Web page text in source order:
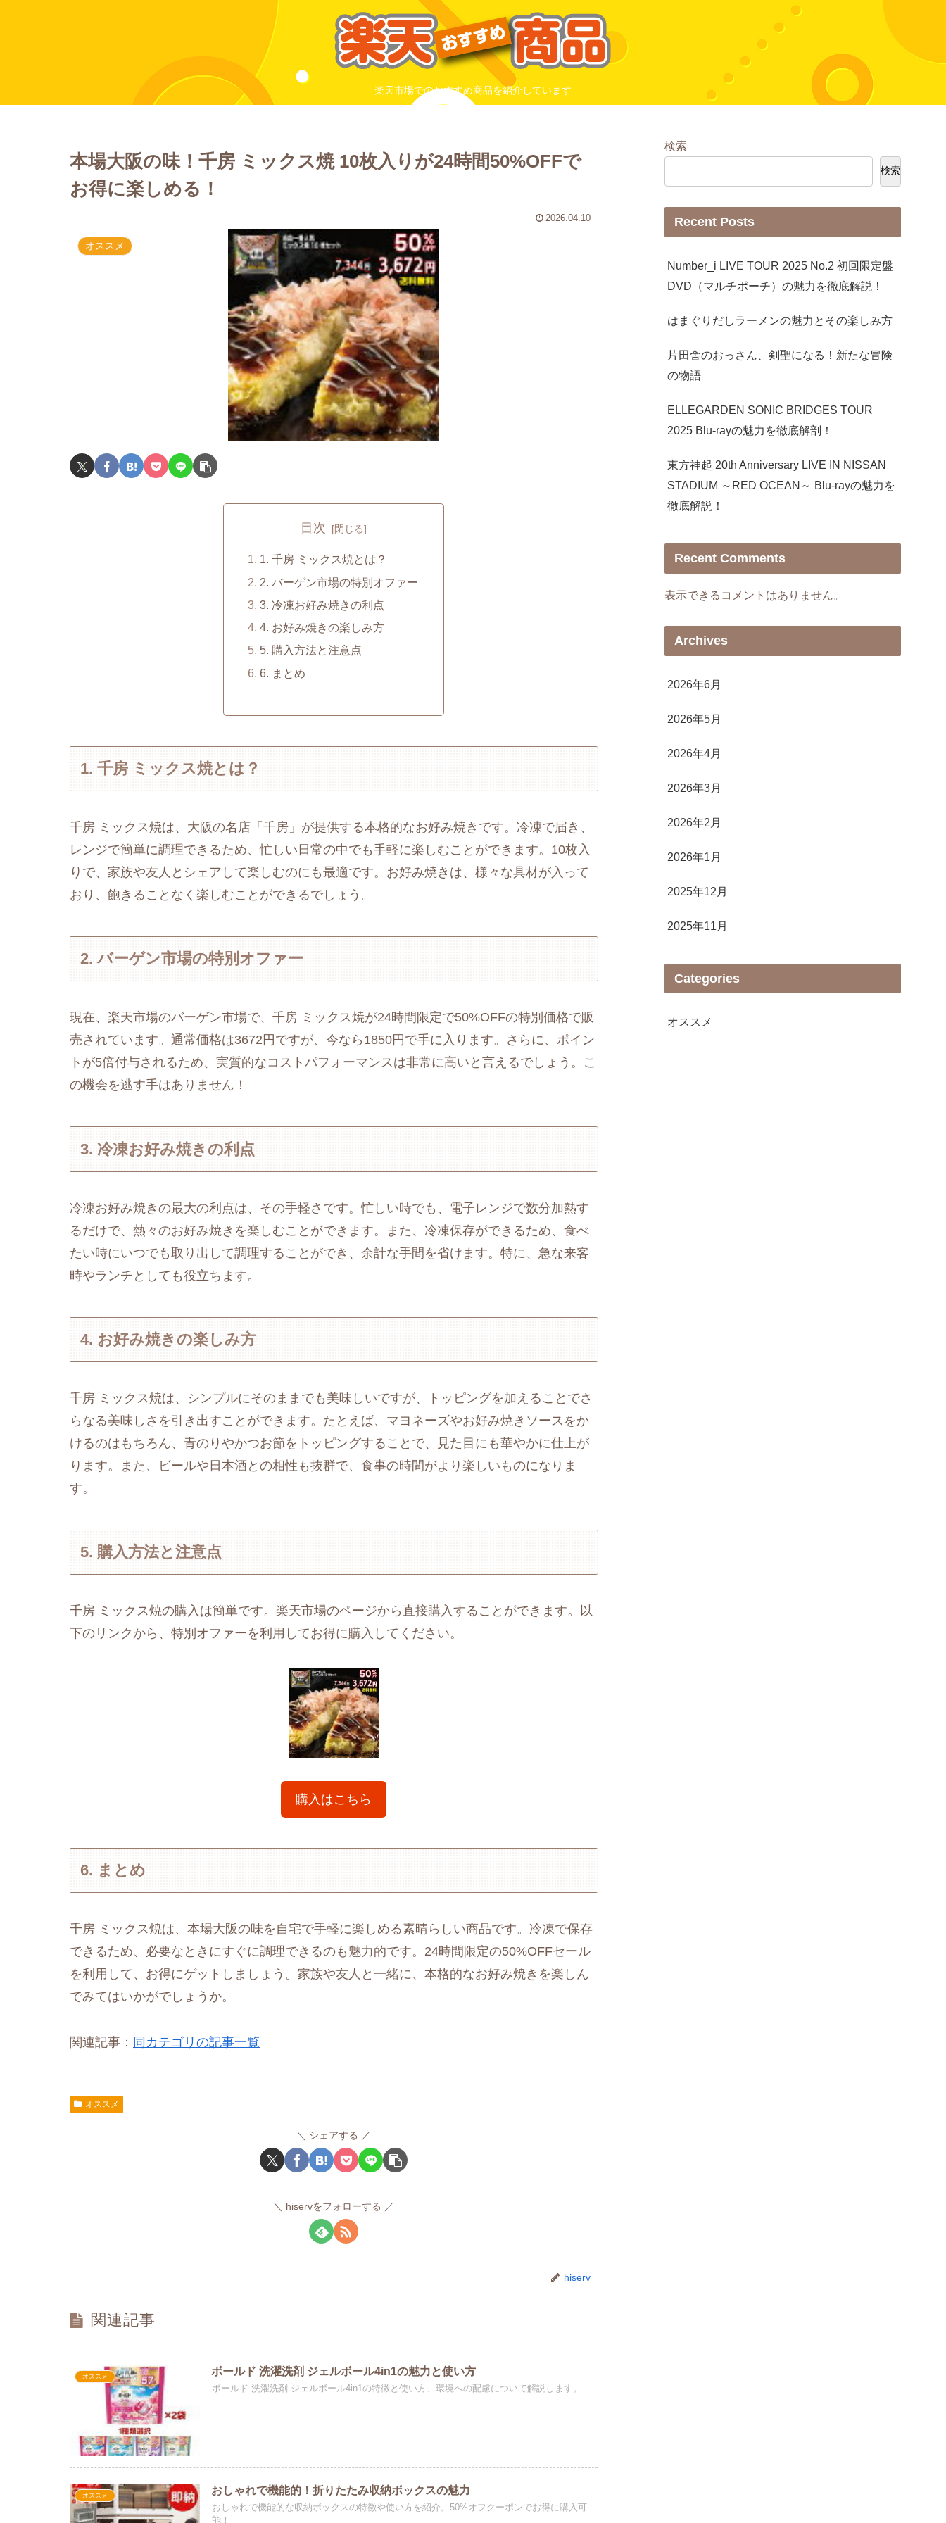
楽天市場でのおすすめ商品を紹介しています
本場大阪の味！千房 ミックス焼 10枚入りが24時間50%OFFで
お得に楽しめる！
2026.04.10
オススメ
目次
1. 千房 ミックス焼とは？
2. バーゲン市場の特別オファー
3. 冷凍お好み焼きの利点
4. お好み焼きの楽しみ方
5. 購入方法と注意点
6. まとめ
1. 千房 ミックス焼とは？
千房 ミックス焼は、大阪の名店「千房」が提供する本格的なお好み焼きです。冷凍で届き、
レンジで簡単に調理できるため、忙しい日常の中でも手軽に楽しむことができます。10枚入
りで、家族や友人とシェアして楽しむのにも最適です。お好み焼きは、様々な具材が入って
おり、飽きることなく楽しむことができるでしょう。
2. バーゲン市場の特別オファー
現在、楽天市場のバーゲン市場で、千房 ミックス焼が24時間限定で50%OFFの特別価格で販
売されています。通常価格は3672円ですが、今なら1850円で手に入ります。さらに、ポイン
トが5倍付与されるため、実質的なコストパフォーマンスは非常に高いと言えるでしょう。こ
の機会を逃す手はありません！
3. 冷凍お好み焼きの利点
冷凍お好み焼きの最大の利点は、その手軽さです。忙しい時でも、電子レンジで数分加熱す
るだけで、熱々のお好み焼きを楽しむことができます。また、冷凍保存ができるため、食べ
たい時にいつでも取り出して調理することができ、余計な手間を省けます。特に、急な来客
時やランチとしても役立ちます。
4. お好み焼きの楽しみ方
千房 ミックス焼は、シンプルにそのままでも美味しいですが、トッピングを加えることでさ
らなる美味しさを引き出すことができます。たとえば、マヨネーズやお好み焼きソースをか
けるのはもちろん、青のりやかつお節をトッピングすることで、見た目にも華やかに仕上が
ります。また、ビールや日本酒との相性も抜群で、食事の時間がより楽しいものになりま
す。
5. 購入方法と注意点
千房 ミックス焼の購入は簡単です。楽天市場のページから直接購入することができます。以
下のリンクから、特別オファーを利用してお得に購入してください。
購入はこちら
6. まとめ
千房 ミックス焼は、本場大阪の味を自宅で手軽に楽しめる素晴らしい商品です。冷凍で保存
できるため、必要なときにすぐに調理できるのも魅力的です。24時間限定の50%OFFセール
を利用して、お得にゲットしましょう。家族や友人と一緒に、本格的なお好み焼きを楽しん
でみてはいかがでしょうか。
関連記事： 同カテゴリの記事一覧
オススメ
シェアする
hiservをフォローする
hiserv
関連記事
オススメ ボールド 洗濯洗剤 ジェルボール4in1の魅力と使い方
ボールド 洗濯洗剤 ジェルボール4in1の特徴と使い方、環境への配慮について解説します。
オススメ おしゃれで機能的！折りたたみ収納ボックスの魅力
おしゃれで機能的な収納ボックスの特徴や使い方を紹介。50%オフクーポンでお得に購入可
能！
検索
検索
Recent Posts
Number_i LIVE TOUR 2025 No.2 初回限定盤
DVD（マルチポーチ）の魅力を徹底解説！
はまぐりだしラーメンの魅力とその楽しみ方
片田舎のおっさん、剣聖になる！新たな冒険
の物語
ELLEGARDEN SONIC BRIDGES TOUR
2025 Blu-rayの魅力を徹底解剖！
東方神起 20th Anniversary LIVE IN NISSAN
STADIUM ～RED OCEAN～ Blu-rayの魅力を
徹底解説！
Recent Comments
表示できるコメントはありません。
Archives
2026年6月
2026年5月
2026年4月
2026年3月
2026年2月
2026年1月
2025年12月
2025年11月
Categories
オススメ